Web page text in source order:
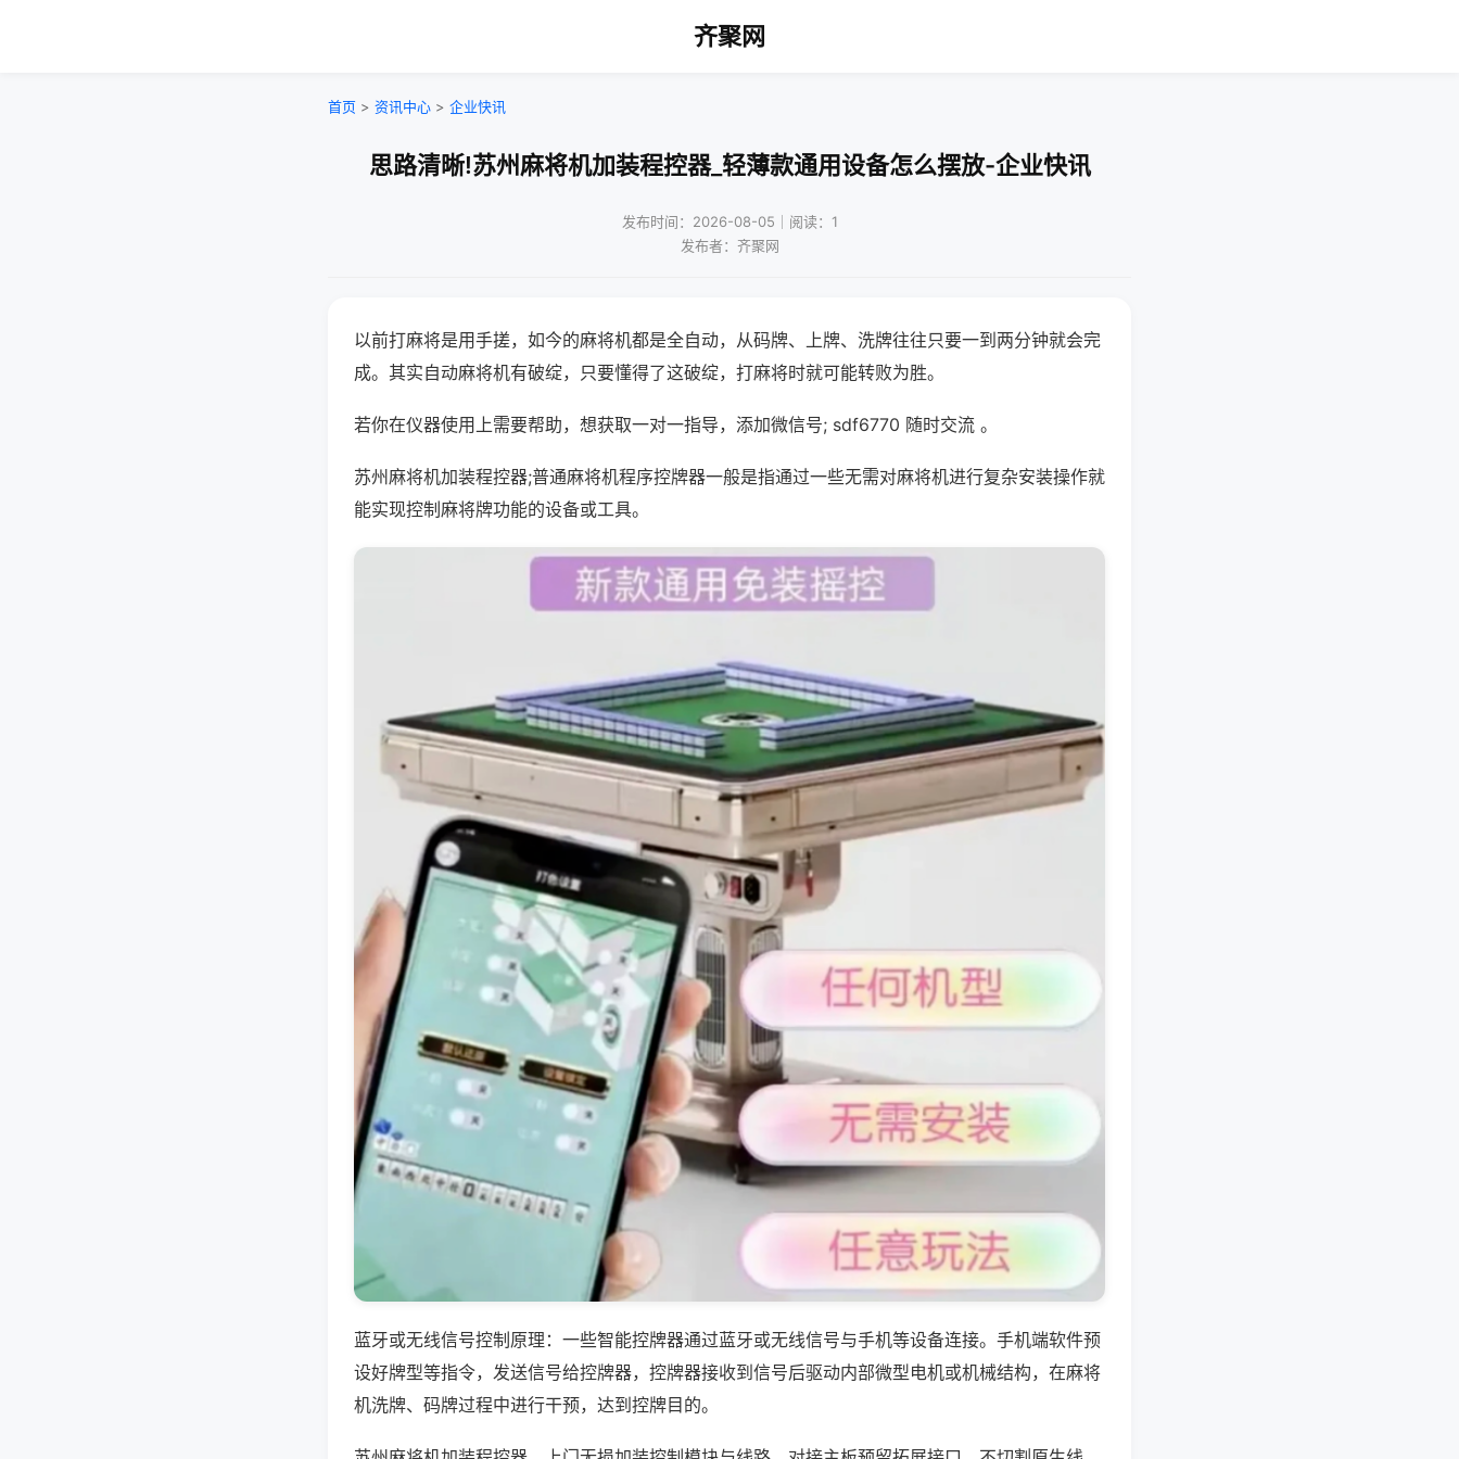
齐聚网
首页 > 资讯中心 > 企业快讯
思路清晰!苏州麻将机加装程控器_轻薄款通用设备怎么摆放-企业快讯
发布时间：2026-08-05｜阅读：1
发布者：齐聚网
以前打麻将是用手搓，如今的麻将机都是全自动，从码牌、上牌、洗牌往往只要一到两分钟就会完
成。其实自动麻将机有破绽，只要懂得了这破绽，打麻将时就可能转败为胜。
若你在仪器使用上需要帮助，想获取一对一指导，添加微信号; sdf6770 随时交流 。
苏州麻将机加装程控器;普通麻将机程序控牌器一般是指通过一些无需对麻将机进行复杂安装操作就
能实现控制麻将牌功能的设备或工具。
蓝牙或无线信号控制原理：一些智能控牌器通过蓝牙或无线信号与手机等设备连接。手机端软件预
设好牌型等指令，发送信号给控牌器，控牌器接收到信号后驱动内部微型电机或机械结构，在麻将
机洗牌、码牌过程中进行干预，达到控牌目的。